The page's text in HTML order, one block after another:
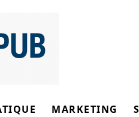
MARKETING